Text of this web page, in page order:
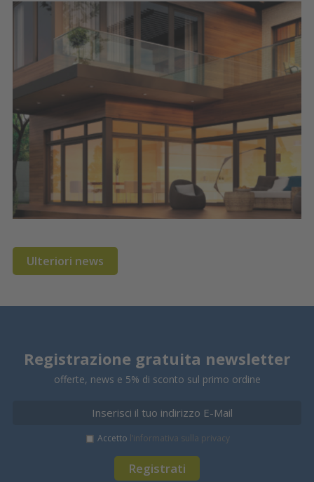
Ulteriori news
Registrazione gratuita newsletter
offerte, news e 5% di sconto sul primo ordine
Registrati
Accetto l’informativa sulla privacy